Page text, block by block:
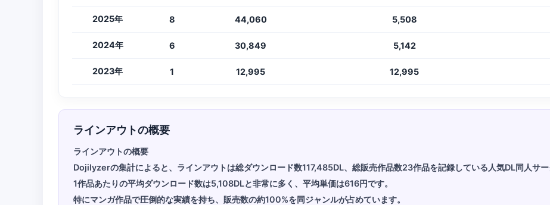
2025年 8 44,060 5,508
2024年 6 30,849 5,142
2023年 1 12,995 12,995
ラインアウトの概要
ラインアウトの概要
Dojilyzerの集計によると、ラインアウトは総ダウンロード数117,485DL、総販売作品数23作品を記録している人気DL同人サー
1作品あたりの平均ダウンロード数は5,108DLと非常に多く、平均単価は616円です。
特にマンガ作品で圧倒的な実績を持ち、販売数の約100%を同ジャンルが占めています。